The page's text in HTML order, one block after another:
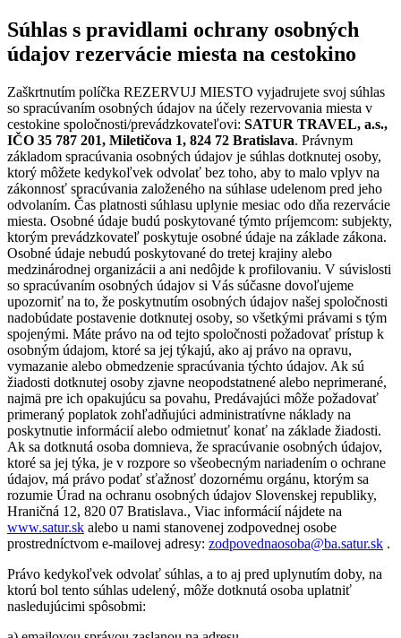
Súhlas s pravidlami ochrany osobných
údajov rezervácie miesta na cestokino
Zaškrtnutím políčka REZERVUJ MIESTO vyjadrujete svoj súhlas
so spracúvaním osobných údajov na účely rezervovania miesta v
cestokine spoločnosti/prevádzkovateľovi: SATUR TRAVEL, a.s.,
IČO 35 787 201, Miletičova 1, 824 72 Bratislava. Právnym
základom spracúvania osobných údajov je súhlas dotknutej osoby,
ktorý môžete kedykoľvek odvolať bez toho, aby to malo vplyv na
zákonnosť spracúvania založeného na súhlase udelenom pred jeho
odvolaním. Čas platnosti súhlasu uplynie mesiac odo dňa rezervácie
miesta. Osobné údaje budú poskytované týmto príjemcom: subjekty,
ktorým prevádzkovateľ poskytuje osobné údaje na základe zákona.
Osobné údaje nebudú poskytované do tretej krajiny alebo
medzinárodnej organizácii a ani nedôjde k profilovaniu. V súvislosti
so spracúvaním osobných údajov si Vás súčasne dovoľujeme
upozorniť na to, že poskytnutím osobných údajov našej spoločnosti
nadobúdate postavenie dotknutej osoby, so všetkými právami s tým
spojenými. Máte právo na od tejto spoločnosti požadovať prístup k
osobným údajom, ktoré sa jej týkajú, ako aj právo na opravu,
vymazanie alebo obmedzenie spracúvania týchto údajov. Ak sú
žiadosti dotknutej osoby zjavne neopodstatnené alebo neprimerané,
najmä pre ich opakujúcu sa povahu, Predávajúci môže požadovať
primeraný poplatok zohľadňujúci administratívne náklady na
poskytnutie informácií alebo odmietnuť konať na základe žiadosti.
Ak sa dotknutá osoba domnieva, že spracúvanie osobných údajov,
ktoré sa jej týka, je v rozpore so všeobecným nariadením o ochrane
údajov, má právo podať sťažnosť dozornému orgánu, ktorým sa
rozumie Úrad na ochranu osobných údajov Slovenskej republiky,
Hraničná 12, 820 07 Bratislava., Viac informácií nájdete na
www.satur.sk alebo u nami stanovenej zodpovednej osobe
prostredníctvom e-mailovej adresy: zodpovednaosoba@ba.satur.sk .
Právo kedykoľvek odvolať súhlas, a to aj pred uplynutím doby, na
ktorú bol tento súhlas udelený, môže dotknutá osoba uplatniť
nasledujúcimi spôsobmi: